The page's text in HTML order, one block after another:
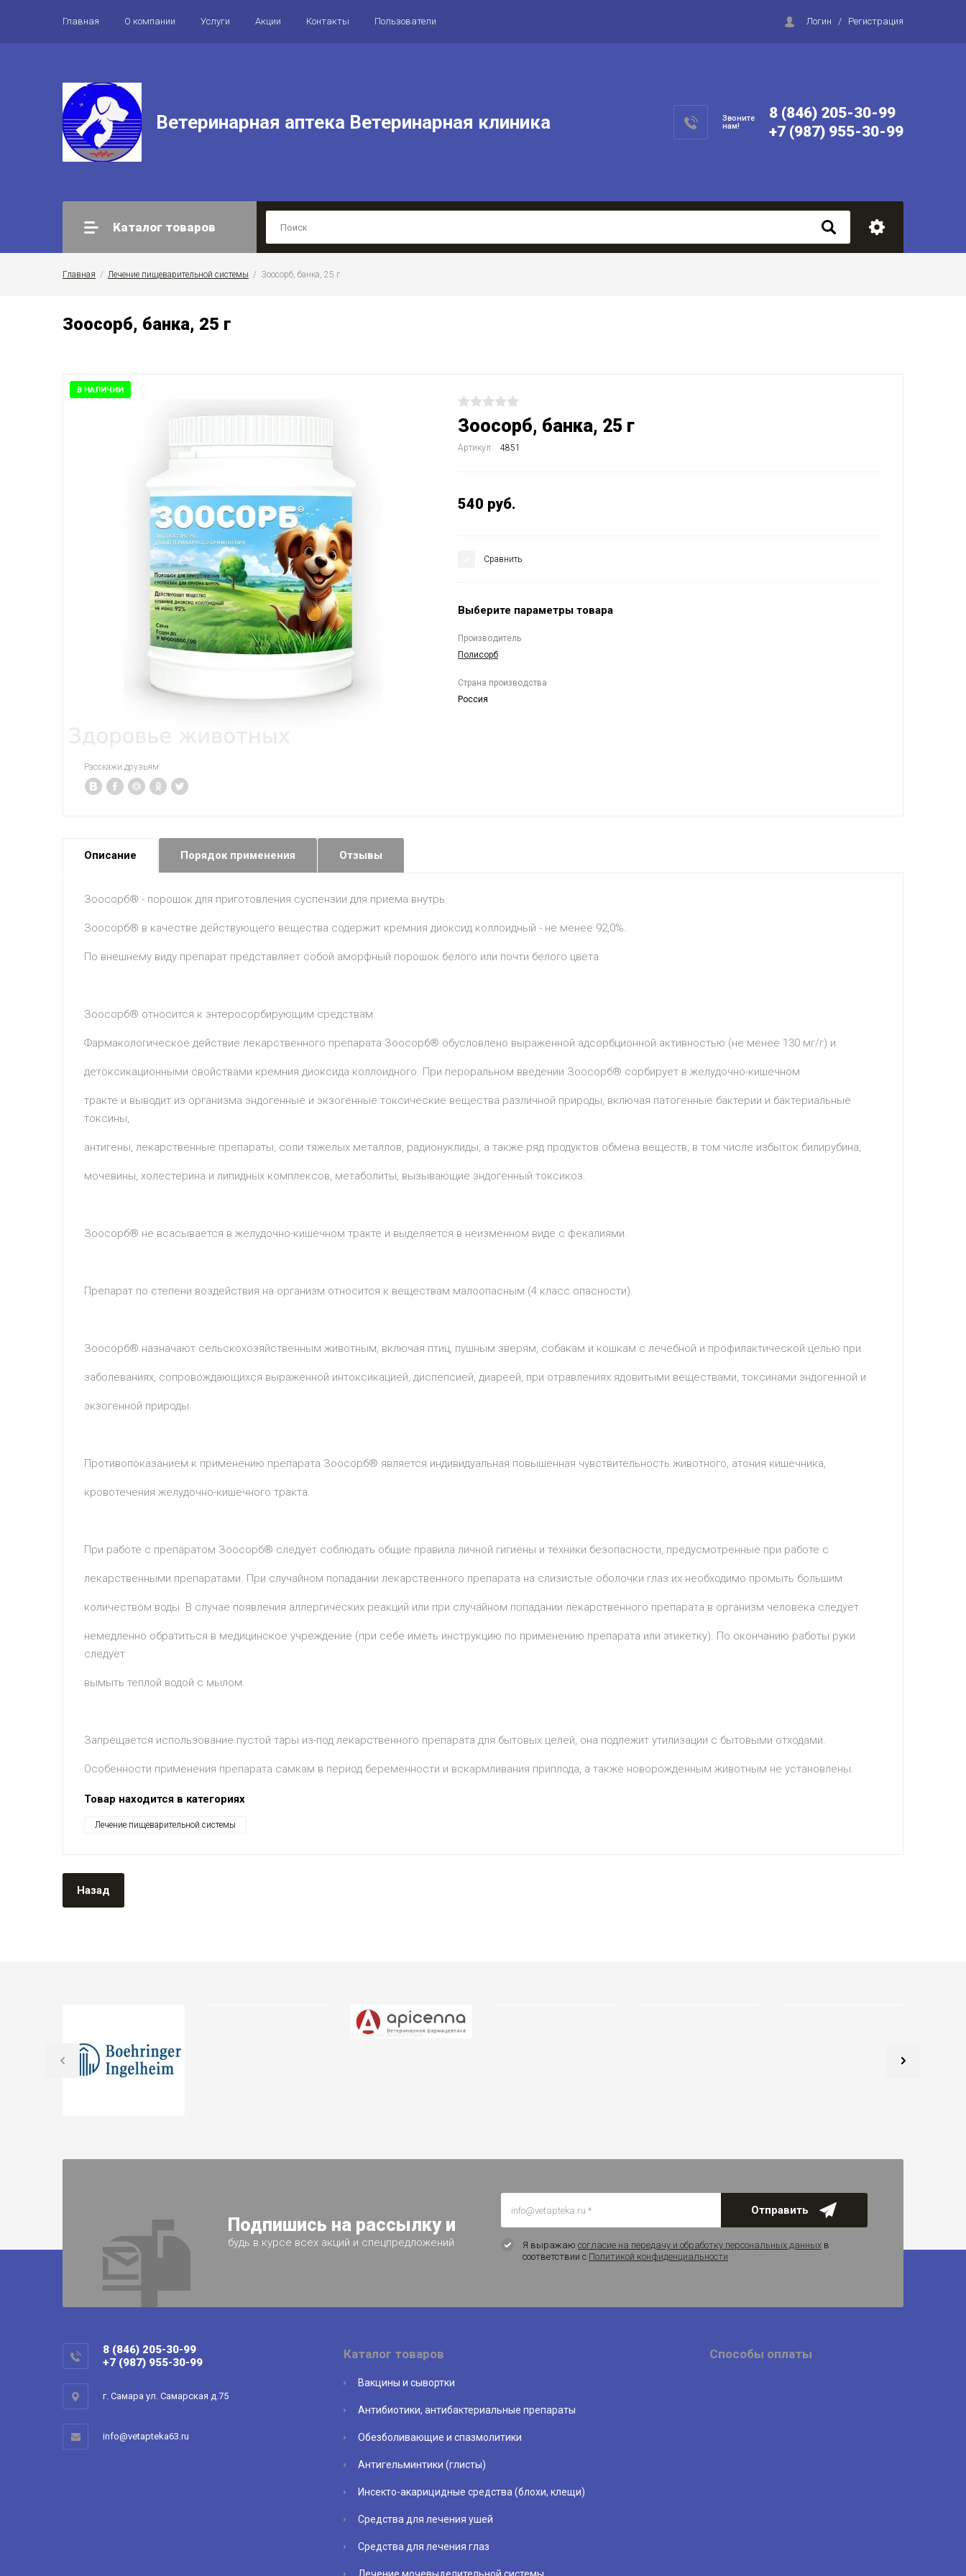
Главная О компании Услуги Акции Контакты Пользователи Логин / Регистрация
Ветеринарная аптека Ветеринарная клиника
Звоните
нам!
8 (846) 205-30-99
+7 (987) 955-30-99
Каталог товаров
Главная
  /
Лечение пищеварительной системы
  /  Зоосорб, банка, 25 г
Зоосорб, банка, 25 г
В НАЛИЧИИ
Расскажи друзьям:
Зоосорб, банка, 25 г
Артикул: 4851
540 руб.
Сравнить
Выберите параметры товара
Производитель
Полисорб
Страна производства
Россия
Описание Порядок применения Отзывы
Зоосорб® - порошок для приготовления суспензии для приема внутрь.
Зоосорб® в качестве действующего вещества содержит кремния диоксид коллоидный - не менее 92,0%.
По внешнему виду препарат представляет собой аморфный порошок белого или почти белого цвета.
Зоосорб® относится к энтеросорбирующим средствам.
Фармакологическое действие лекарственного препарата Зоосорб® обусловлено выраженной адсорбционной активностью (не менее 130 мг/г) и
детоксикационными свойствами кремния диоксида коллоидного. При пероральном введении Зоосорб® сорбирует в желудочно-кишечном
тракте и выводит из организма эндогенные и экзогенные токсические вещества различной природы, включая патогенные бактерии и бактериальные
токсины,
антигены, лекарственные препараты, соли тяжелых металлов, радионуклиды, а также ряд продуктов обмена веществ, в том числе избыток билирубина,
мочевины, холестерина и липидных комплексов, метаболиты, вызывающие эндогенный токсикоз.
Зоосорб® не всасывается в желудочно-кишечном тракте и выделяется в неизменном виде с фекалиями.
Препарат по степени воздействия на организм относится к веществам малоопасным (4 класс опасности).
Зоосорб® назначают сельскохозяйственным животным, включая птиц, пушным зверям, собакам и кошкам с лечебной и профилактической целью при
заболеваниях, сопровождающихся выраженной интоксикацией, диспепсией, диареей, при отравлениях ядовитыми веществами, токсинами эндогенной и
экзогенной природы.
Противопоказанием к применению препарата Зоосорб® является индивидуальная повышенная чувствительность животного, атония кишечника,
кровотечения желудочно-кишечного тракта.
При работе с препаратом Зоосорб® следует соблюдать общие правила личной гигиены и техники безопасности, предусмотренные при работе с
лекарственными препаратами. При случайном попадании лекарственного препарата на слизистые оболочки глаз их необходимо промыть большим
количеством воды. В случае появления аллергических реакций или при случайном попадании лекарственного препарата в организм человека следует
немедленно обратиться в медицинское учреждение (при себе иметь инструкцию по применению препарата или этикетку). По окончанию работы руки
следует
вымыть теплой водой с мылом.
Запрещается использование пустой тары из-под лекарственного препарата для бытовых целей, она подлежит утилизации с бытовыми отходами.
Особенности применения препарата самкам в период беременности и вскармливания приплода, а также новорожденным животным не установлены.
Товар находится в категориях
Лечение пищеварительной системы
Назад
Подпишись на рассылку и
будь в курсе всех акций и спецпредложений Я выражаю согласие на передачу и обработку персональных данных в
соответствии с Политикой конфиденциальности
Отправить
8 (846) 205-30-99
+7 (987) 955-30-99
г. Самара ул. Самарская д.75
info@vetapteka63.ru
Каталог товаров
Вакцины и сывортки
Антибиотики, антибактериальные препараты
Обезболивающие и спазмолитики
Антигельминтики (глисты)
Инсекто-акарицидные средства (блохи, клещи)
Средства для лечения ушей
Средства для лечения глаз
Способы оплаты